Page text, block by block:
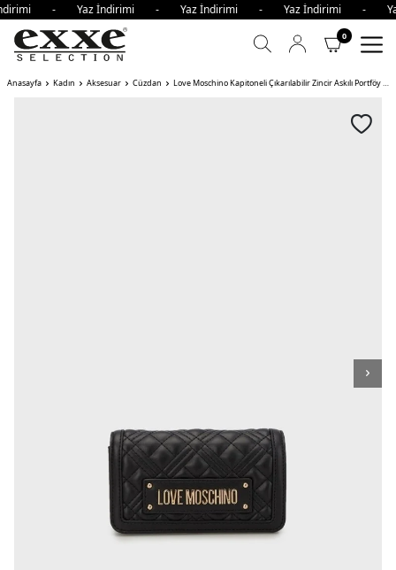
- Yaz İndirimi - Yaz İndirimi - Yaz İndirimi
0
Anasayfa Kadın Aksesuar Cüzdan Love Moschino Kapitoneli Çıkarılabilir Zincir Askılı Portföy Kadın Cüzdan